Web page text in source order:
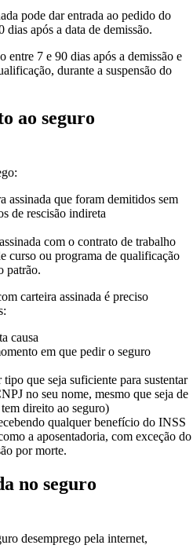
pode dar entrada ao pedido do
dias após a data de demissão.
entre 7 e 90 dias após a demissão e
durante a suspensão do
ao seguro
assinada que foram demitidos sem
de rescisão indireta
com o contrato de trabalho
curso ou programa de qualificação
patrão.
carteira assinada é preciso
causa
em que pedir o seguro
que seja suficiente para sustentar
no seu nome, mesmo que seja de
direito ao seguro)
qualquer benefício do INSS
a aposentadoria, com exceção do
por morte.
no seguro
desemprego pela internet,